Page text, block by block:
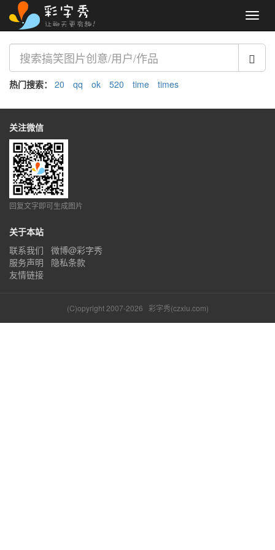
热门搜索： 20 qq ok 520 time times
关注微信
回复文字即可生成图片
关于本站
联系我们
微博@彩字秀
服务声明
隐私条款
友情链接
(C)opyright 2007-2026 彩字秀(czxiu.com)